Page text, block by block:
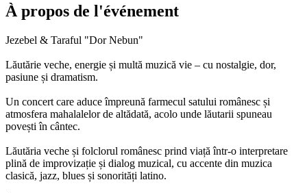
À propos de l'événement
Jezebel & Taraful "Dor Nebun"
Lăutărie veche, energie și multă muzică vie – cu nostalgie, dor,
pasiune și dramatism.
Un concert care aduce împreună farmecul satului românesc și
atmosfera mahalalelor de altădată, acolo unde lăutarii spuneau
povești în cântec.
Lăutăria veche și folclorul românesc prind viață într-o interpretare
plină de improvizație și dialog muzical, cu accente din muzica
clasică, jazz, blues și sonorități latino.